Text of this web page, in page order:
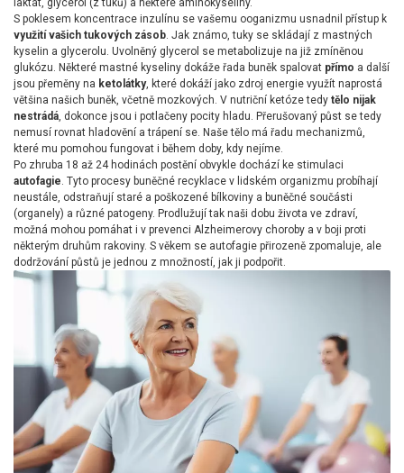
laktát, glycerol (z tuků) a některé aminokyseliny.
S poklesem koncentrace inzulínu se vašemu ooganizmu usnadnil přístup k
využití vašich tukových zásob. Jak známo, tuky se skládají z mastných
kyselin a glycerolu. Uvolněný glycerol se metabolizuje na již zmíněnou
glukózu. Některé mastné kyseliny dokáže řada buněk spalovat přímo a další
jsou přeměny na ketolátky, které dokáží jako zdroj energie využít naprostá
většina našich buněk, včetně mozkových. V nutriční ketóze tedy tělo nijak
nestrádá, dokonce jsou i potlačeny pocity hladu. Přerušovaný půst se tedy
nemusí rovnat hladovění a trápení se. Naše tělo má řadu mechanizmů,
které mu pomohou fungovat i během doby, kdy nejíme.
Po zhruba 18 až 24 hodinách postění obvykle dochází ke stimulaci
autofagie. Tyto procesy buněčné recyklace v lidském organizmu probíhají
neustále, odstraňují staré a poškozené bílkoviny a buněčné součásti
(organely) a různé patogeny. Prodlužují tak naši dobu života ve zdraví,
možná mohou pomáhat i v prevenci Alzheimerovy choroby a v boji proti
některým druhům rakoviny. S věkem se autofagie přirozeně zpomaluje, ale
dodržování půstů je jednou z množností, jak ji podpořit.